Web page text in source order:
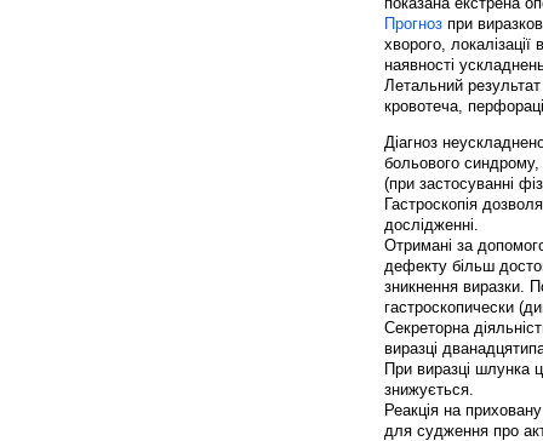
Прогноз при
хворого, локалізації
наявності
Летальний
кровотеча,
Діагноз
больового синдрому,
(при застосуванні
Гастроскопія
дослідженні.
Отримані за
дефекту більш
зникнення виразки.
гастроскопически
Секреторна
виразці
При виразці шлунка
знижується.
Реакція на
для судження про